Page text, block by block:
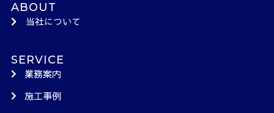
ABOUT
当社について
SERVICE
業務案内
施工事例